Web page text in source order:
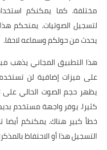
مختلفة. كما يمكنكم
لتسجيل الصوتيات. يمنحكم
يحدث من حولكم وسماعه لاحقا.
هذا التطبيق المجاني يذهب
على ميزات إضافية لن
يظهر حجم الصوت الحالي على
كثيرا. يوفر واجهة مستخدم
خطأ كبير هناك. يمكنكم
التسجيل هذا أو الاحتفاظ